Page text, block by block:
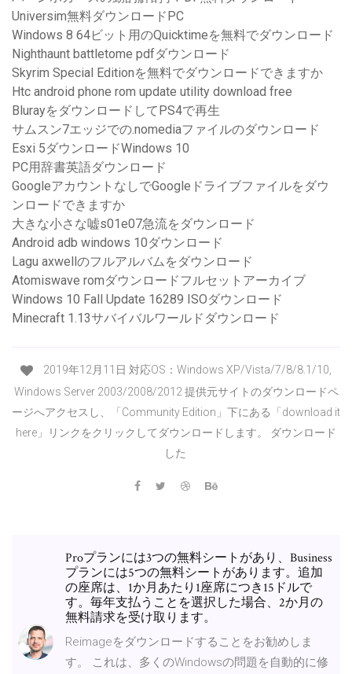
Universim無料ダウンロードPC
Windows 8 64ビット用のQuicktimeを無料でダウンロード
Nighthaunt battletome pdfダウンロード
Skyrim Special Editionを無料でダウンロードできますか
Htc android phone rom update utility download free
BlurayをダウンロードしてPS4で再生
サムスン7エッジでの.nomediaファイルのダウンロード
Esxi 5ダウンロードWindows 10
PC用辞書英語ダウンロード
GoogleアカウントなしでGoogleドライブファイルをダウ
ンロードできますか
大きな小さな嘘s01e07急流をダウンロード
Android adb windows 10ダウンロード
Lagu axwellのフルアルバムをダウンロード
Atomiswave romダウンロードフルセットアーカイブ
Windows 10 Fall Update 16289 ISOダウンロード
Minecraft 1.13サバイバルワールドダウンロード
2019年12月11日 対応OS：Windows XP/Vista/7/8/8.1/10,
Windows Server 2003/2008/2012 提供元サイトのダウンロードペ
ージへアクセスし、「Community Edition」下にある「download it
here」リンクをクリックしてダウンロードします。 ダウンロード
した
Proプランには3つの無料シートがあり、Business
プランには5つの無料シートがあります。追加
の座席は、1か月あたり1座席につき15ドルで
す。毎年支払うことを選択した場合、2か月の
無料請求を受け取ります。
Reimageをダウンロードすることをお勧めしま
す。 これは、多くのWindowsの問題を自動的に修